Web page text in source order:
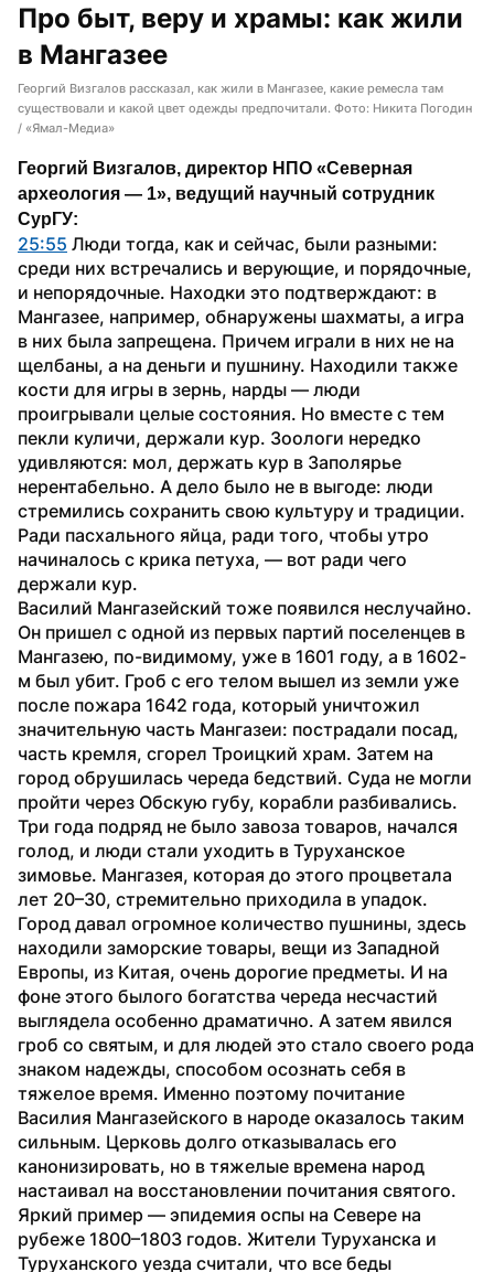
Про быт, веру и храмы: как жили
в Мангазее
Георгий Визгалов рассказал, как жили в Мангазее, какие ремесла там
существовали и какой цвет одежды предпочитали. Фото: Никита Погодин
/ «Ямал-Медиа»
Георгий Визгалов, директор НПО «Северная
археология — 1», ведущий научный сотрудник
СурГУ:
25:55 Люди тогда, как и сейчас, были разными:
среди них встречались и верующие, и порядочные,
и непорядочные. Находки это подтверждают: в
Мангазее, например, обнаружены шахматы, а игра
в них была запрещена. Причем играли в них не на
щелбаны, а на деньги и пушнину. Находили также
кости для игры в зернь, нарды — люди
проигрывали целые состояния. Но вместе с тем
пекли куличи, держали кур. Зоологи нередко
удивляются: мол, держать кур в Заполярье
нерентабельно. А дело было не в выгоде: люди
стремились сохранить свою культуру и традиции.
Ради пасхального яйца, ради того, чтобы утро
начиналось с крика петуха, — вот ради чего
держали кур.
Василий Мангазейский тоже появился неслучайно.
Он пришел с одной из первых партий поселенцев в
Мангазею, по-видимому, уже в 1601 году, а в 1602-
м был убит. Гроб с его телом вышел из земли уже
после пожара 1642 года, который уничтожил
значительную часть Мангазеи: пострадали посад,
часть кремля, сгорел Троицкий храм. Затем на
город обрушилась череда бедствий. Суда не могли
пройти через Обскую губу, корабли разбивались.
Три года подряд не было завоза товаров, начался
голод, и люди стали уходить в Туруханское
зимовье. Мангазея, которая до этого процветала
лет 20–30, стремительно приходила в упадок.
Город давал огромное количество пушнины, здесь
находили заморские товары, вещи из Западной
Европы, из Китая, очень дорогие предметы. И на
фоне этого былого богатства череда несчастий
выглядела особенно драматично. А затем явился
гроб со святым, и для людей это стало своего рода
знаком надежды, способом осознать себя в
тяжелое время. Именно поэтому почитание
Василия Мангазейского в народе оказалось таким
сильным. Церковь долго отказывалась его
канонизировать, но в тяжелые времена народ
настаивал на восстановлении почитания святого.
Яркий пример — эпидемия оспы на Севере на
рубеже 1800–1803 годов. Жители Туруханска и
Туруханского уезда считали, что все беды